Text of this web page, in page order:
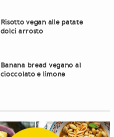
Risotto vegan alle patate
dolci arrosto
Banana bread vegano al
cioccolato e limone